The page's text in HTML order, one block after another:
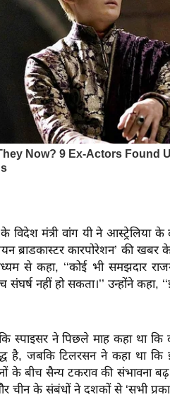
विदेश मंत्री वांग यी ने आस्ट्रेलिया
ब्राडकास्टर कारपोरेशन’ की
से कहा, ‘‘कोई भी समझदार
नहीं हो सकता।’’ उन्होंने कहा,
स्पाइसर ने पिछले माह कहा था कि
है, जबकि टिलरसन ने कहा था कि
के बीच सैन्य टकराव की संभावना
चीन के संबंधों ने दशकों से ‘सभी